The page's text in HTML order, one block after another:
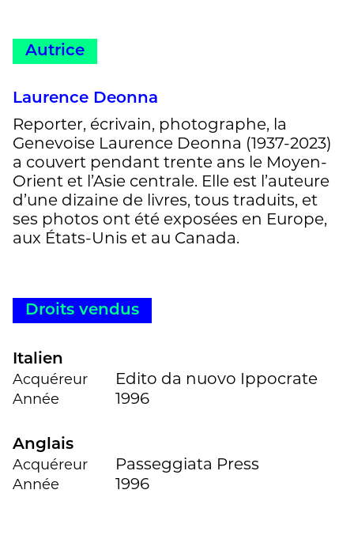
Autrice
Laurence Deonna
Reporter, écrivain, photographe, la
Genevoise Laurence Deonna (1937-2023)
a couvert pendant trente ans le Moyen-
Orient et l’Asie centrale. Elle est l’auteure
d’une dizaine de livres, tous traduits, et
ses photos ont été exposées en Europe,
aux États-Unis et au Canada.
Droits vendus
Italien
Acquéreur Edito da nuovo Ippocrate
Année 1996
Anglais
Acquéreur Passeggiata Press
Année 1996